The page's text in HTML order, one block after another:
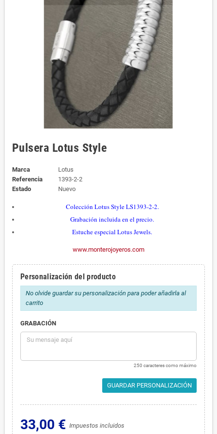
Pulsera Lotus Style
Marca
Lotus
Referencia
1393-2-2
Estado
Nuevo
Colección Lotus Style LS1393-2-2.
Grabación incluida en el precio.
Estuche especial Lotus Jewels.
www.monterojoyeros.com
Personalización del producto
No olvide guardar su personalización para poder añadirla al
carrito
GRABACIÓN
250 caracteres como máximo
GUARDAR PERSONALIZACIÓN
33,00 € Impuestos incluidos